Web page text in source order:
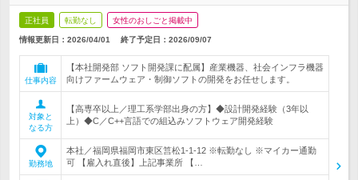
正社員 転勤なし 女性のおしごと掲載中
情報更新日：2026/04/01 終了予定日： 2026/09/07
仕事内容
【本社開発部 ソフト開発課に配属】産業機器、社会インフラ機器
向けファームウェア・制御ソフトの開発をお任せします。
対象と
なる方
【高専卒以上／理工系学部出身の方】◆設計開発経験（3年以
上）◆C／C++言語での組込みソフトウェア開発経験
勤務地
本社／福岡県福岡市東区筥松1-1-12 ※転勤なし ※マイカー通勤
可 【雇入れ直後】上記事業所 【…